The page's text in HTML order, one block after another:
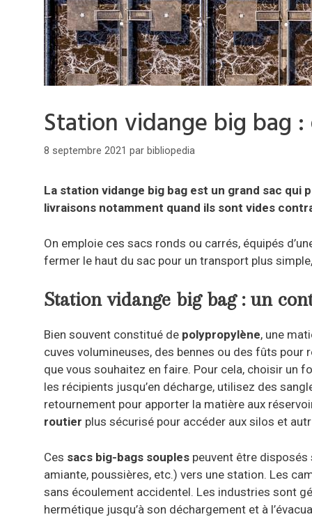
Station vidange big bag
8 septembre 2021 par bibliopedia
La station vidange big bag est un grand sac
livraisons notamment quand ils sont vides
On emploie ces sacs ronds ou carrés, équipés
fermer le haut du sac pour un transport plus
Station vidange big bag : un
Bien souvent constitué de polypropylène, une
cuves volumineuses, des bennes ou des fûts pour
que vous souhaitez en faire. Pour cela, choisir un
les récipients jusqu’en décharge, utilisez des
retournement pour apporter la matière aux
routier plus sécurisé pour accéder aux silos et
Ces sacs big-bags souples peuvent être
amiante, poussières, etc.) vers une station. Les
sans écoulement accidentel. Les industries sont
hermétique jusqu’à son déchargement et à